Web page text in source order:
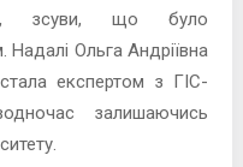
зсуви, що було
Ольга Андріївна
експертом з ГІС-
залишаючись